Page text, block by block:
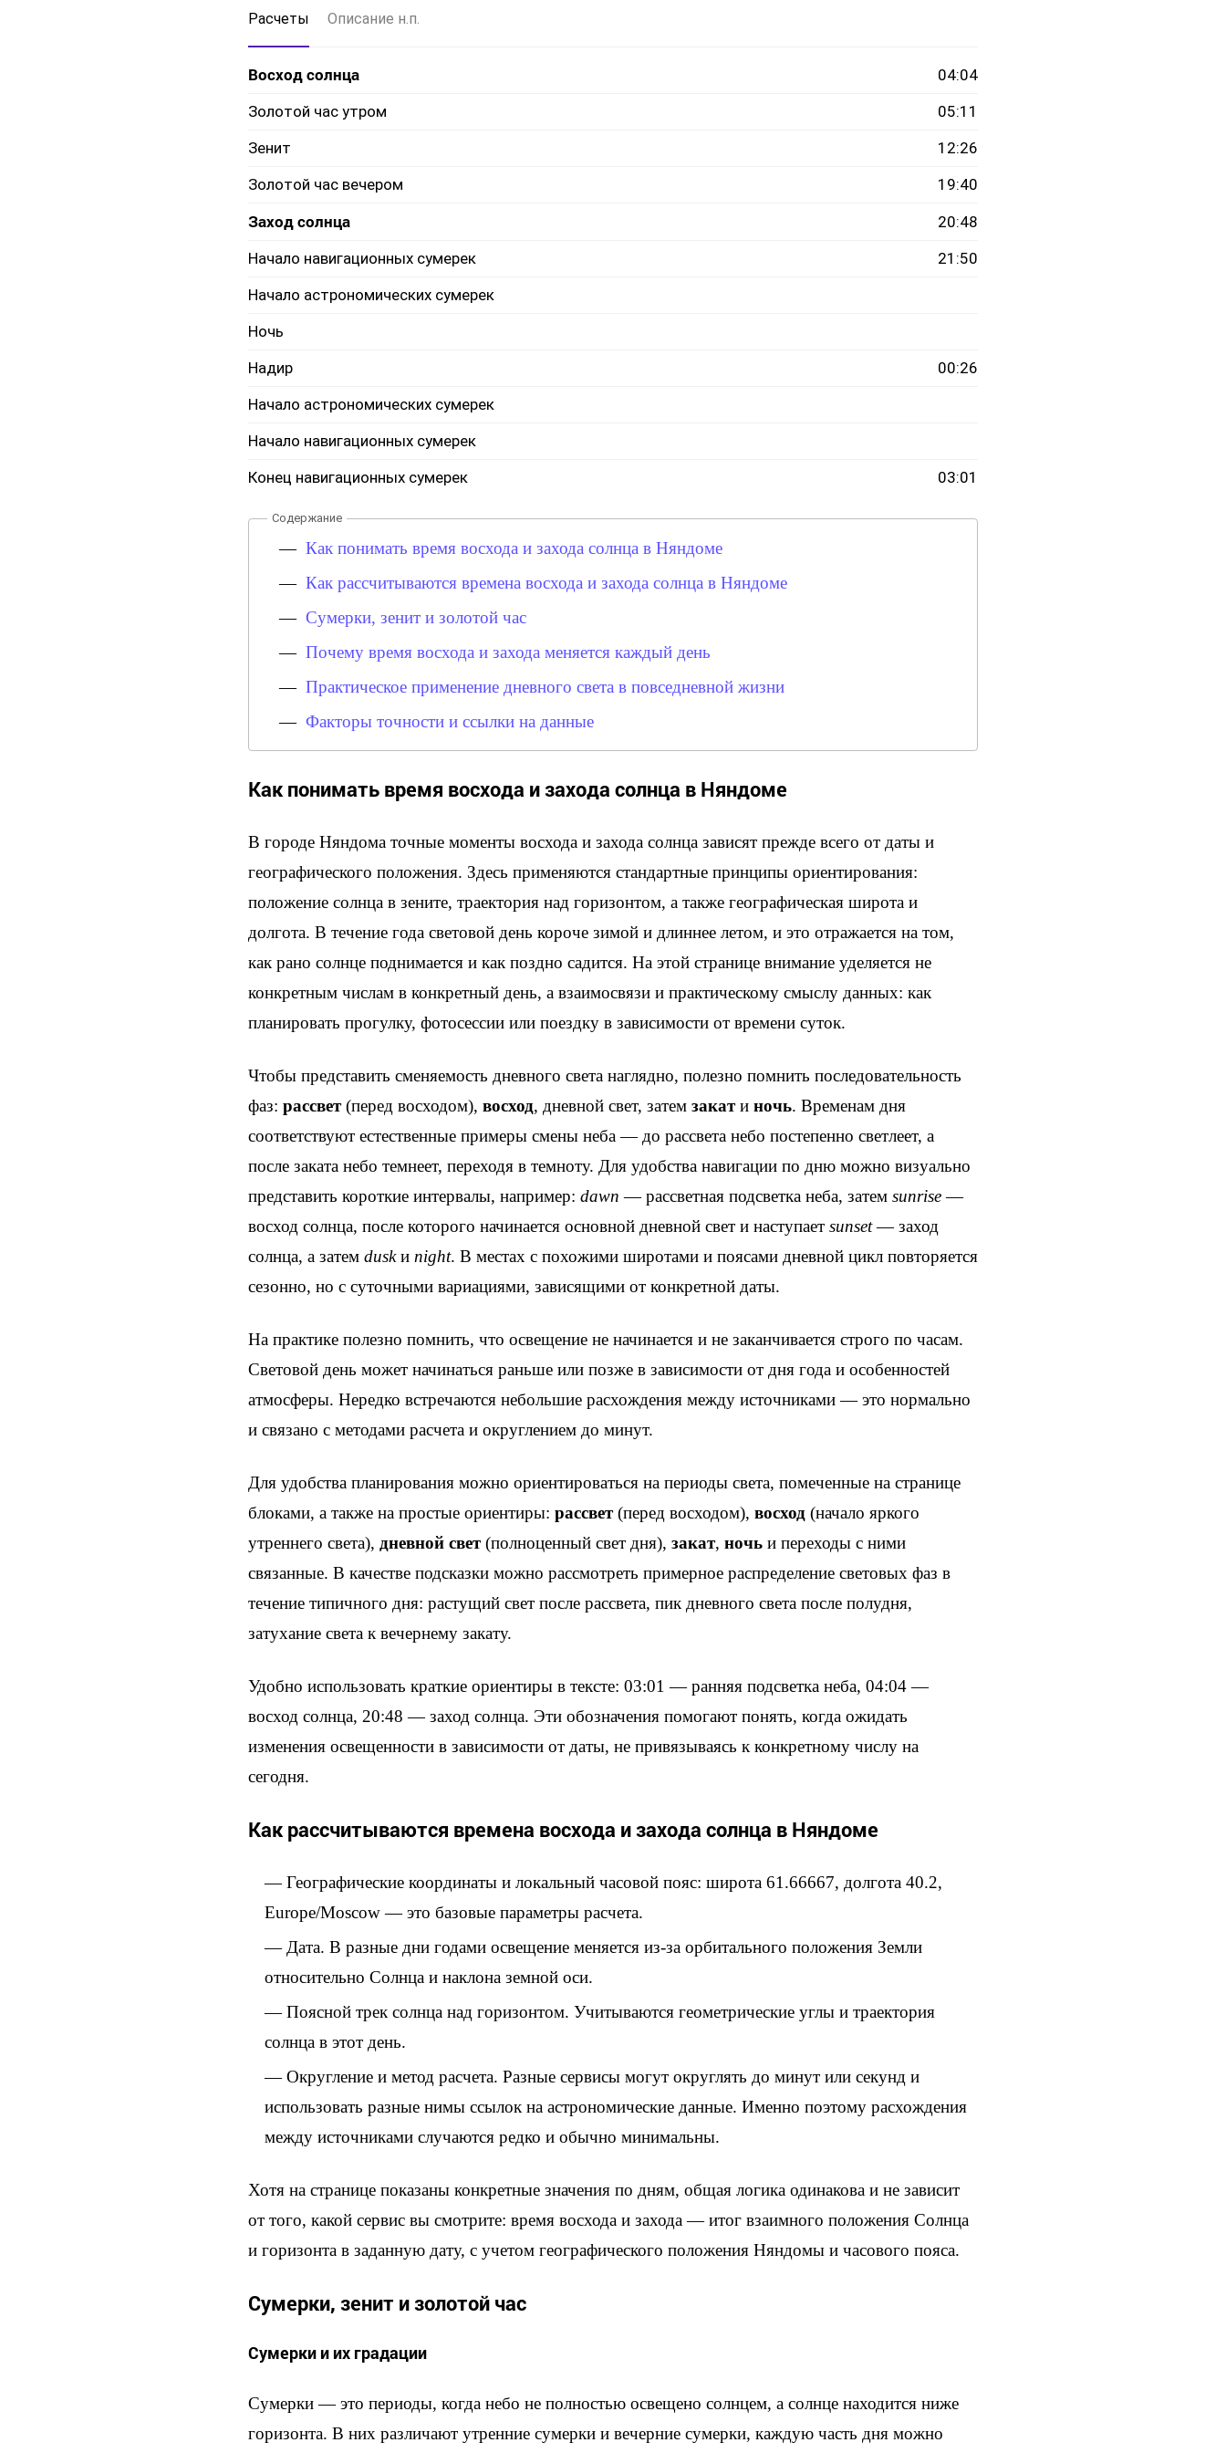
Расчеты Описание н.п.
Восход солнца 04:04
Золотой час утром
05:11
Зенит
12:26
Золотой час вечером
19:40
Заход солнца 20:48
Начало навигационных сумерек
21:50
Начало астрономических сумерек
Ночь
Надир
00:26
Начало астрономических сумерек
Начало навигационных сумерек
Конец навигационных сумерек
03:01
Как понимать время восхода и захода солнца в Няндоме
Как рассчитываются времена восхода и захода солнца в Няндоме
Сумерки, зенит и золотой час
Почему время восхода и захода меняется каждый день
Практическое применение дневного света в повседневной жизни
Факторы точности и ссылки на данные
Как понимать время восхода и захода солнца в Няндоме
В городе Няндома точные моменты восхода и захода солнца зависят прежде всего от даты и
географического положения. Здесь применяются стандартные принципы ориентирования:
положение солнца в зените, траектория над горизонтом, а также географическая широта и
долгота. В течение года световой день короче зимой и длиннее летом, и это отражается на том,
как рано солнце поднимается и как поздно садится. На этой странице внимание уделяется не
конкретным числам в конкретный день, а взаимосвязи и практическому смыслу данных: как
планировать прогулку, фотосессии или поездку в зависимости от времени суток.
Чтобы представить сменяемость дневного света наглядно, полезно помнить последовательность
фаз: рассвет(перед восходом), восход, дневной свет, затем закати ночь. Временам дня
соответствуют естественные примеры смены неба — до рассвета небо постепенно светлеет, а
после заката небо темнеет, переходя в темноту. Для удобства навигации по дню можно визуально
представить короткие интервалы, например: dawn — рассветная подсветка неба, затем sunrise—
восход солнца, после которого начинается основной дневной свет и наступает sunset— заход
солнца, а затем duskи night. В местах с похожими широтами и поясами дневной цикл повторяется
сезонно, но с суточными вариациями, зависящими от конкретной даты.
На практике полезно помнить, что освещение не начинается и не заканчивается строго по часам.
Световой день может начинаться раньше или позже в зависимости от дня года и особенностей
атмосферы. Нередко встречаются небольшие расхождения между источниками — это нормально
и связано с методами расчета и округлением до минут.
Для удобства планирования можно ориентироваться на периоды света, помеченные на странице
блоками, а также на простые ориентиры: рассвет(перед восходом), восход (начало яркого
утреннего света), дневной свет(полноценный свет дня), закат, ночь и переходы с ними
связанные. В качестве подсказки можно рассмотреть примерное распределение световых фаз в
течение типичного дня: растущий свет после рассвета, пик дневного света после полудня,
затухание света к вечернему закату.
Удобно использовать краткие ориентиры в тексте: 03:01 — ранняя подсветка неба, 04:04 —
восход солнца, 20:48 — заход солнца. Эти обозначения помогают понять, когда ожидать
изменения освещенности в зависимости от даты, не привязываясь к конкретному числу на
сегодня.
Как рассчитываются времена восхода и захода солнца в Няндоме
Географические координаты и локальный часовой пояс: широта 61.66667, долгота 40.2,
Europe/Moscow — это базовые параметры расчета.
Дата. В разные дни годами освещение меняется из-за орбитального положения Земли
относительно Солнца и наклона земной оси.
Поясной трек солнца над горизонтом. Учитываются геометрические углы и траектория
солнца в этот день.
Округление и метод расчета. Разные сервисы могут округлять до минут или секунд и
использовать разные нимы ссылок на астрономические данные. Именно поэтому расхождения
между источниками случаются редко и обычно минимальны.
Хотя на странице показаны конкретные значения по дням, общая логика одинакова и не зависит
от того, какой сервис вы смотрите: время восхода и захода — итог взаимного положения Солнца
и горизонта в заданную дату, с учетом географического положения Няндомы и часового пояса.
Сумерки, зенит и золотой час
Сумерки и их градации
Сумерки — это периоды, когда небо не полностью освещено солнцем, а солнце находится ниже
горизонта. В них различают утренние сумерки и вечерние сумерки, каждую часть дня можно